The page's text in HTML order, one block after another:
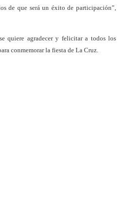
de que será un éxito de participación”,
quiere agradecer y felicitar a todos los
conmemorar la fiesta de La Cruz.